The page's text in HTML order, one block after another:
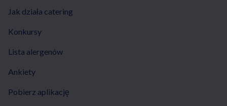
Jak działa catering
Konkursy
Lista alergenów
Ankiety
Pobierz aplikację